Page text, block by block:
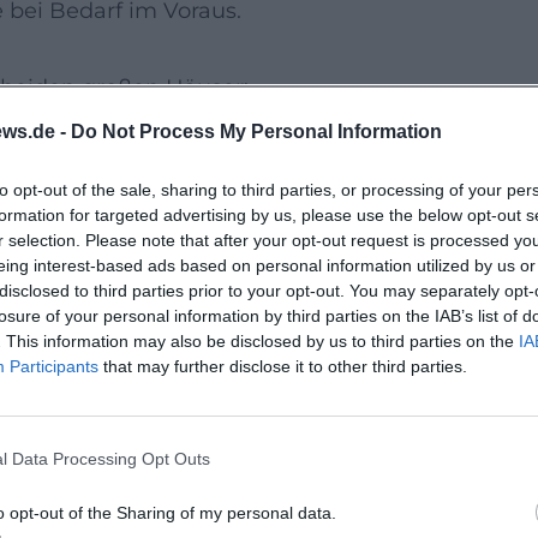
- Do Not Process My Personal Information
opt-out of the sale, sharing to third parties, or processing of your
for targeted advertising by us, please use the below opt-out
selection. Please note that after your opt-out request is processed
interest-based ads based on personal information utilized by us
to third parties prior to your opt-out. You may separately
of your personal information by third parties on the IAB’s list of
This information may also be disclosed by us to third parties on the
Participants that may further disclose it to other third parties.
Data Processing Opt Outs
opt-out of the Sharing of my personal data.
Bedarf im Voraus.
großen Häuser:
und Kulturgeschichte.
bedeutenden Designsammlung): Für
mögliche Sonderausstellungen und
Minuten pro Haus ein, um die
vom Max-Reger-Park zur Waldnaab an.
(ca. 60–90 Minuten) und achten Sie
eignen sich für eine Pause am